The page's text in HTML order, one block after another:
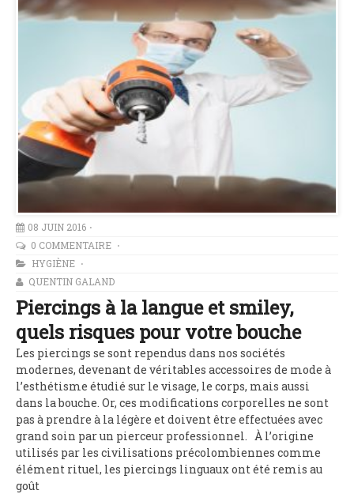
08 JUIN 2016
0 COMMENTAIRE
HYGIÈNE
QUENTIN GALAND
Piercings à la langue et smiley,
quels risques pour votre bouche
Les piercings se sont rependus dans nos sociétés
modernes, devenant de véritables accessoires de mode à
l’esthétisme étudié sur le visage, le corps, mais aussi
dans la bouche. Or, ces modifications corporelles ne sont
pas à prendre à la légère et doivent être effectuées avec
grand soin par un pierceur professionnel. À l’origine
utilisés par les civilisations précolombiennes comme
élément rituel, les piercings linguaux ont été remis au
goût